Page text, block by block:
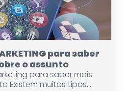
para saber
o assunto
para saber mais
Existem muitos tipos...